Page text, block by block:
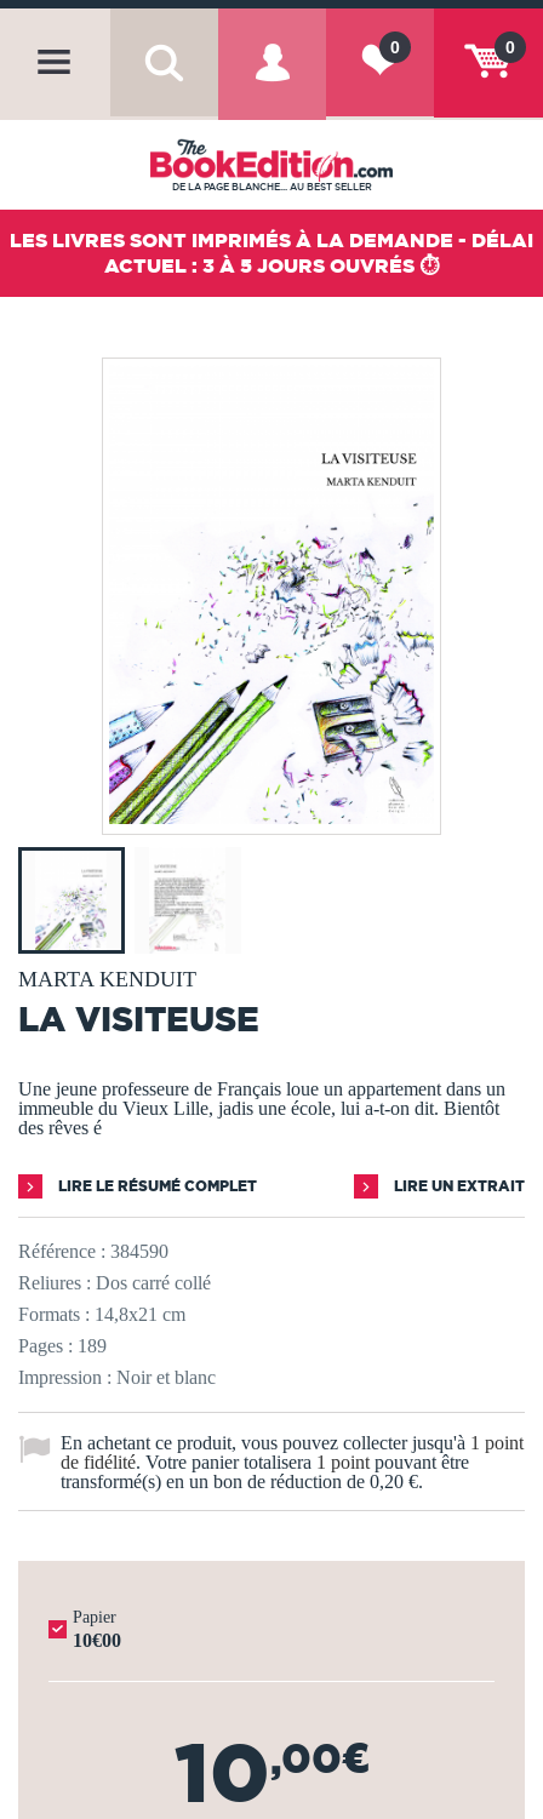
0
0
DE LA PAGE BLANCHE... AU BEST SELLER
LES LIVRES SONT IMPRIMÉS À LA DEMANDE - DÉLAI
ACTUEL : 3 À 5 JOURS OUVRÉS ⏱️
MARTA KENDUIT
LA VISITEUSE
Une jeune professeure de Français loue un appartement dans un
immeuble du Vieux Lille, jadis une école, lui a-t-on dit. Bientôt
des rêves é
LIRE LE RÉSUMÉ COMPLET LIRE UN EXTRAIT
Référence : 384590
Reliures : Dos carré collé
Formats : 14,8x21 cm
Pages : 189
Impression : Noir et blanc
En achetant ce produit, vous pouvez collecter jusqu'à 1 point
de fidélité. Votre panier totalisera 1 point pouvant être
transformé(s) en un bon de réduction de 0,20 €.
Papier
10€00
10,00€